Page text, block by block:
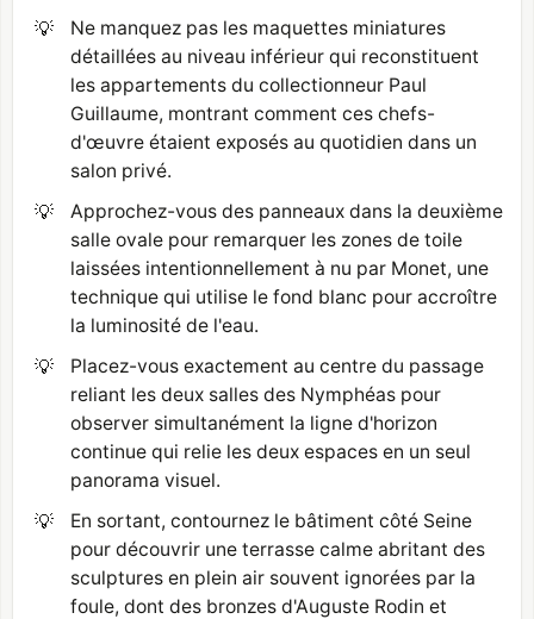
💡
Ne manquez pas les maquettes miniatures
détaillées au niveau inférieur qui reconstituent
les appartements du collectionneur Paul
Guillaume, montrant comment ces chefs-
d'œuvre étaient exposés au quotidien dans un
salon privé.
💡
Approchez-vous des panneaux dans la deuxième
salle ovale pour remarquer les zones de toile
laissées intentionnellement à nu par Monet, une
technique qui utilise le fond blanc pour accroître
la luminosité de l'eau.
💡
Placez-vous exactement au centre du passage
reliant les deux salles des Nymphéas pour
observer simultanément la ligne d'horizon
continue qui relie les deux espaces en un seul
panorama visuel.
💡
En sortant, contournez le bâtiment côté Seine
pour découvrir une terrasse calme abritant des
sculptures en plein air souvent ignorées par la
foule, dont des bronzes d'Auguste Rodin et